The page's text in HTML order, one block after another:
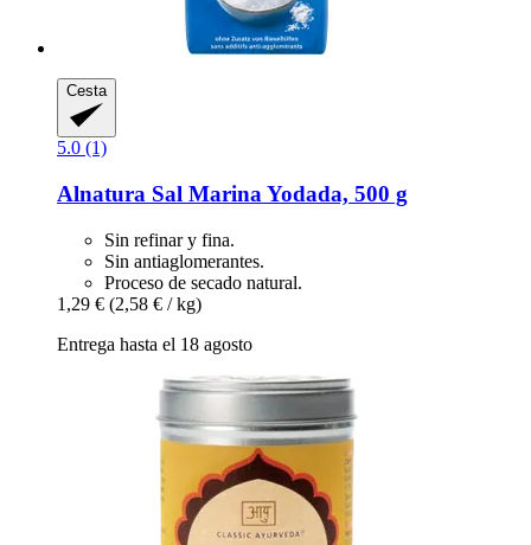
Cesta
5.0 (1)
Alnatura Sal Marina Yodada, 500 g
Sin refinar y fina.
Sin antiaglomerantes.
Proceso de secado natural.
1,29 € (2,58 € / kg)
Entrega hasta el 18 agosto